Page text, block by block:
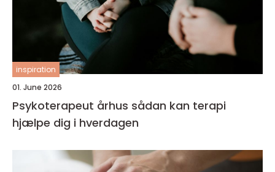
inspiration
01. June 2026
Psykoterapeut århus sådan kan terapi
hjælpe dig i hverdagen